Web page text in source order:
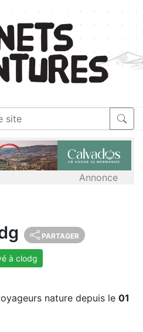
Annonce
PARTAGER
à clodg
nature depuis le 01